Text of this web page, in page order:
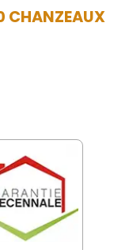
CHANZEAUX